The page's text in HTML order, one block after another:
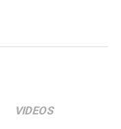
VIDEOS